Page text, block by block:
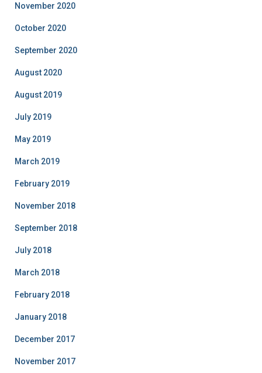
November 2020
October 2020
September 2020
August 2020
August 2019
July 2019
May 2019
March 2019
February 2019
November 2018
September 2018
July 2018
March 2018
February 2018
January 2018
December 2017
November 2017